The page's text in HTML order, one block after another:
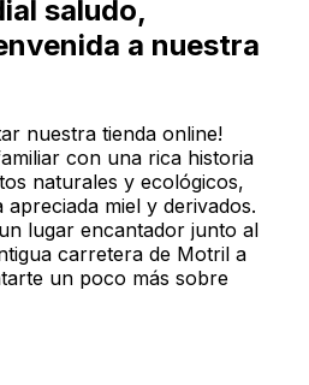
saludo,
a nuestra
nuestra tienda online!
con una rica historia
naturales y ecológicos,
miel y derivados.
lugar encantador junto al
carretera de Motril a
un poco más sobre